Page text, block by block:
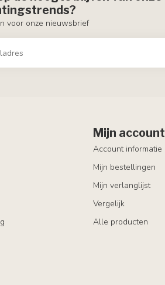
voor onze nieuwsbrief
Mijn account
Account informatie
Mijn bestellingen
Mijn verlanglijst
Vergelijk
Alle producten